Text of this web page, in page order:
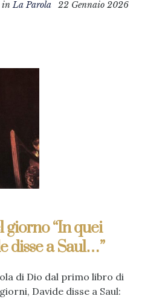
22 Gennaio 2026
inLa Parola
giorno “In quei
disse a Saul…”
di Dio dal primo libro di
Davide disse a Saul: